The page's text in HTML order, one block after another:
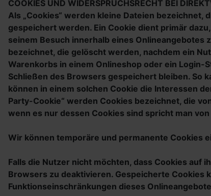
COOKIES UND WIDERSPRUCHSRECHT BEI
Als „Cookies“ werden kleine Dateien
gespeichert werden. Ein Cookie dient primär
seinem Besuch innerhalb eines Onlineangebotes
bezeichnet, die gelöscht werden, nachdem ein
Warenkorbs in einem Onlineshop oder ein Login-
Schließen des Browsers gespeichert bleiben. So
können in einem solchen Cookie die Interessen
Party-Cookie“ werden Cookies bezeichnet, die
wenn es nur dessen Cookies sind spricht man
Wir können temporäre und permanente Cookies
Falls die Nutzer nicht möchten, dass Cookies
Browsers zu deaktivieren. Gespeicherte Cookies
Funktionseinschränkungen dieses